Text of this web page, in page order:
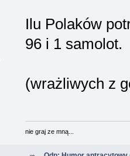
Ilu Polaków
96 i 1 samolot.
(wrażliwych z
nie graj ze mną...